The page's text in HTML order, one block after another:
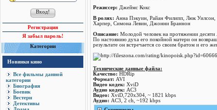
Регистрация
Я забыл пароль!
Категории
Новинки кино
Все фильмы данной
категории
Биография
Боевик
Вестерн
Детективы
Режисcер: Джеймс Кокс
В ролях: Анна Пэкуин, Райан Филипп, Люк Уилсон,
Харпер, Симона Левин, Джонни Браннон
Описание: Молодой человек на протяжении десяти
По настоянию духа его покойной матери он
результате он встречается со своим братом и его
Технические данные файла:
Качество: HDRip
Формат: AVI
Видео кодек: XviD
Аудио кодек: AC3
Видео: XviD,720x304, ~ 1821 kbps
Аудио: AC3, 2 ch, ~192 kbps